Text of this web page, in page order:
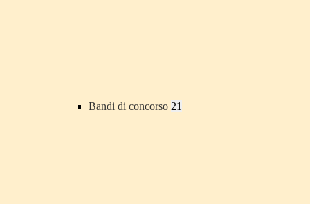
Bandi di concorso 21